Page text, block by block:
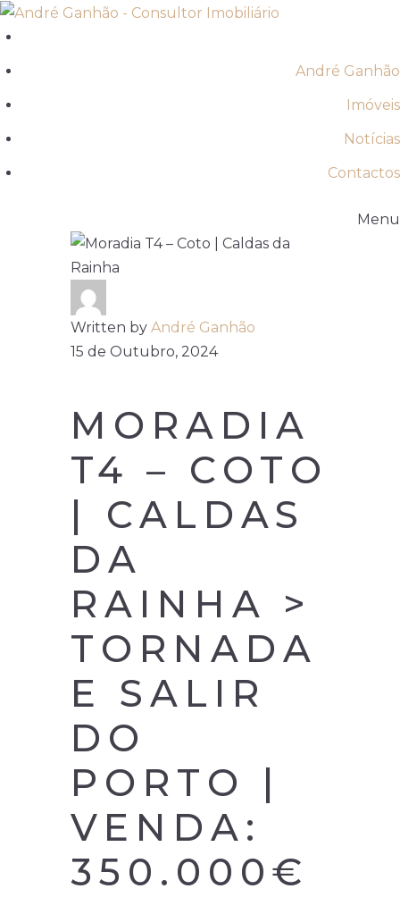
André Ganhão
Imóveis
Notícias
Contactos
Menu
Written by André Ganhão
15 de Outubro, 2024
MORADIA
T4 – COTO
| CALDAS
DA
RAINHA >
TORNADA
E SALIR
DO
PORTO |
VENDA:
350.000€